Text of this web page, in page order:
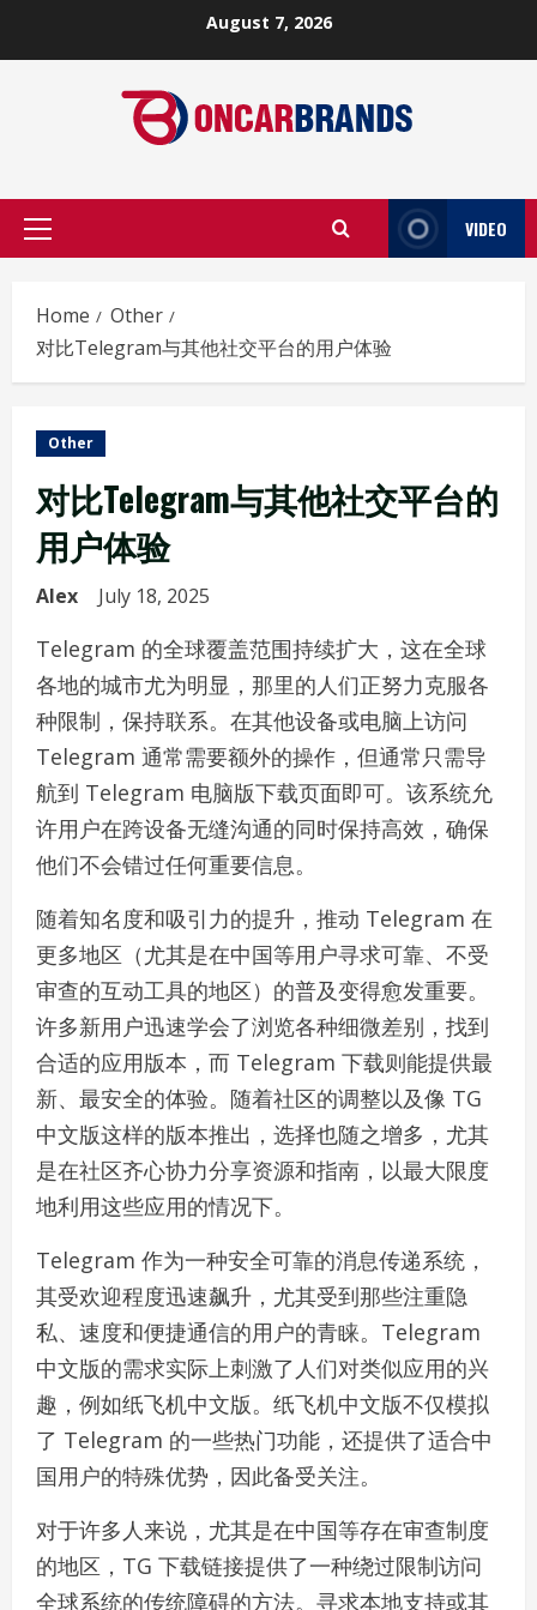
August 7, 2026
Primary
VIDEO
Home
Other
对比Telegram与其他社交平台的用户体验
Other
对比Telegram与其他社交平台的
用户体验
Alex July 18, 2025
Telegram 的全球覆盖范围持续扩大，这在全球
各地的城市尤为明显，那里的人们正努力克服各
种限制，保持联系。在其他设备或电脑上访问
Telegram 通常需要额外的操作，但通常只需导
航到 Telegram 电脑版下载页面即可。该系统允
许用户在跨设备无缝沟通的同时保持高效，确保
他们不会错过任何重要信息。
随着知名度和吸引力的提升，推动 Telegram 在
更多地区（尤其是在中国等用户寻求可靠、不受
审查的互动工具的地区）的普及变得愈发重要。
许多新用户迅速学会了浏览各种细微差别，找到
合适的应用版本，而 Telegram 下载则能提供最
新、最安全的体验。随着社区的调整以及像 TG
中文版这样的版本推出，选择也随之增多，尤其
是在社区齐心协力分享资源和指南，以最大限度
地利用这些应用的情况下。
Telegram 作为一种安全可靠的消息传递系统，
其受欢迎程度迅速飙升，尤其受到那些注重隐
私、速度和便捷通信的用户的青睐。Telegram
中文版的需求实际上刺激了人们对类似应用的兴
趣，例如纸飞机中文版。纸飞机中文版不仅模拟
了 Telegram 的一些热门功能，还提供了适合中
国用户的特殊优势，因此备受关注。
对于许多人来说，尤其是在中国等存在审查制度
的地区，TG 下载链接提供了一种绕过限制访问
全球系统的传统障碍的方法。寻求本地支持或其